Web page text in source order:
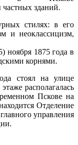
частных зданий.
стилях: в его
и неоклассицизм,
ноября 1875 года в
корнями.
стоял на улице
располагалась
Пскове на
Отделение
управления